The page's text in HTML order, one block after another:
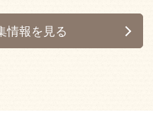
情報を見る